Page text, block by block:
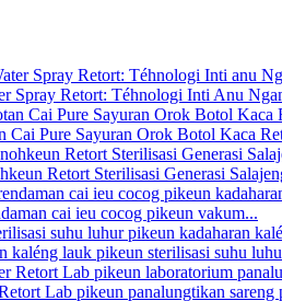
Spray Retort: ​​Téhnologi Inti Anu
Cai Pure Sayuran Orok Botol Kaca
Retort Sterilisasi Generasi
cai ieu cocog pikeun vakum...
kaléng lauk pikeun sterilisasi suhu
Lab pikeun panalungtikan sareng